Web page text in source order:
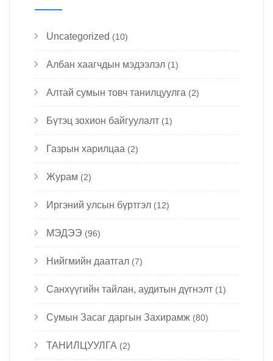
Uncategorized (10)
Албан хаагчдын мэдээлэл (1)
Алтай сумын товч танилцуулга (2)
Бүтэц зохион байгуулалт (1)
Газрын харилцаа (2)
Журам (2)
Иргэний улсын бүртгэл (12)
МЭДЭЭ (96)
Нийгмийн даатгал (7)
Санхүүгийн тайлан, аудитын дүгнэлт (1)
Сумын Засаг даргын Захирамж (80)
ТАНИЛЦУУЛГА (2)